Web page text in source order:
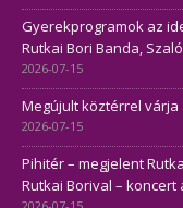
Gyerekprogramok az
Rutkai Bori Banda,
2026-07-15
Megújult köztérrel
2026-07-15
Pihitér – megjelent
Rutkai Borival –